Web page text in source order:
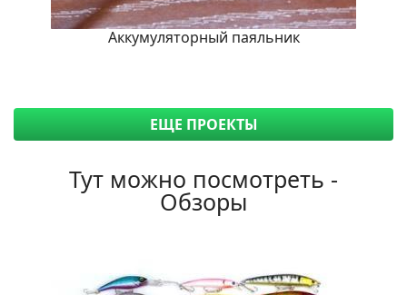
Аккумуляторный паяльник
ЕЩЕ ПРОЕКТЫ
Тут можно посмотреть -
Обзоры